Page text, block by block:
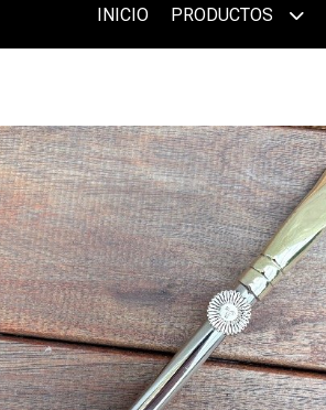
INICIO PRODUCTOS